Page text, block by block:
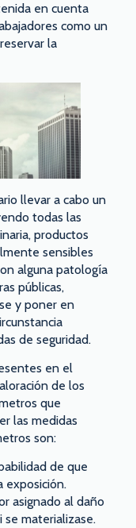
en cuenta
como un
la
llevar a cabo un
todas las
productos
sensibles
alguna patología
públicas,
y poner en
de seguridad.
en el
de los
que
las medidas
son:
de que
exposición.
asignado al daño
se materializase.